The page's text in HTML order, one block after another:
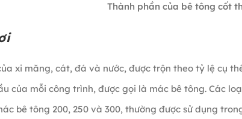
Thành phần của bê tông cốt
xi măng, cát, đá và nước, được trộn theo tỷ lệ cụ
của mỗi công trình, được gọi là mác bê tông. Các
bê tông 200, 250 và 300, thường được sử dụng